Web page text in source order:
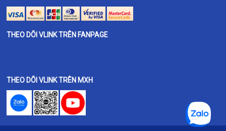
THEO DÕI VLINK TRÊN FANPAGE
THEO DÕI VLINK TRÊN MXH